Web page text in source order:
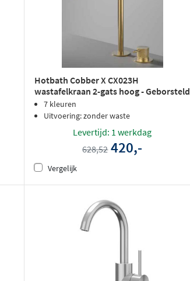
Hotbath Cobber X CX023H
wastafelkraan 2-gats hoog - Geborsteld
koper PVD
7 kleuren
Uitvoering: zonder waste
Levertijd: 1 werkdag
628,52 420,-
Vergelijk